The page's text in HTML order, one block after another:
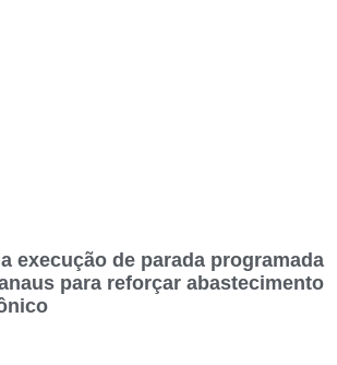
execução de parada programada
para reforçar abastecimento